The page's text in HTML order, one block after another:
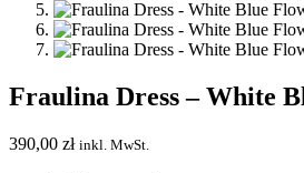
Fraulina Dress – White
390,00 zł inkl. MwSt.